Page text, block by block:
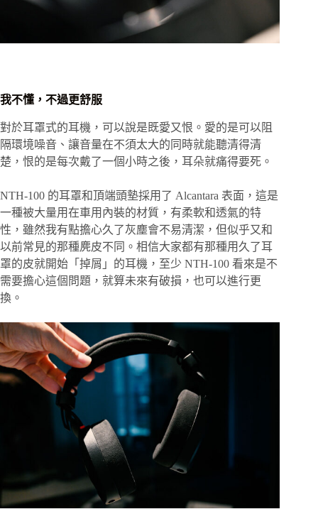
我不懂，不過更舒服
對於耳罩式的耳機，可以說是既愛又恨。愛的是可以阻
隔環境噪音、讓音量在不須太大的同時就能聽清得清
楚，恨的是每次戴了一個小時之後，耳朵就痛得要死。
NTH-100 的耳罩和頂端頭墊採用了 Alcantara 表面，這是
一種被大量用在車用內裝的材質，有柔軟和透氣的特
性，雖然我有點擔心久了灰塵會不易清潔，但似乎又和
以前常見的那種麂皮不同。相信大家都有那種用久了耳
罩的皮就開始「掉屑」的耳機，至少 NTH-100 看來是不
需要擔心這個問題，就算未來有破損，也可以進行更
換。